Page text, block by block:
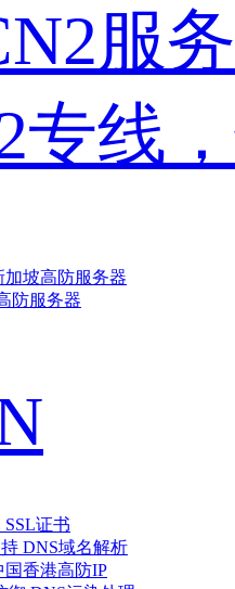
服
专线
加坡高防服务器
防服务器
SSL证书
DNS域名解析
国香港高防IP